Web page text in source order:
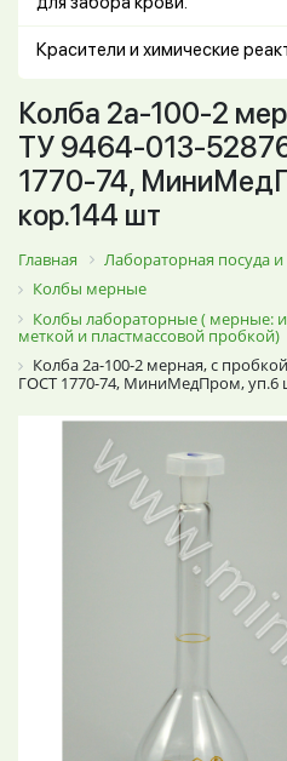
Красители и химические
Колба 2а-100-2
ТУ 9464-013-
1770-74,
кор.144 шт
Главная
Лабораторная посуда
Колбы мерные
Колбы лабораторные ( мерные:
меткой и пластмассовой пробкой)
Колба 2а-100-2 мерная, с
ГОСТ 1770-74, МиниМедПром, уп.6